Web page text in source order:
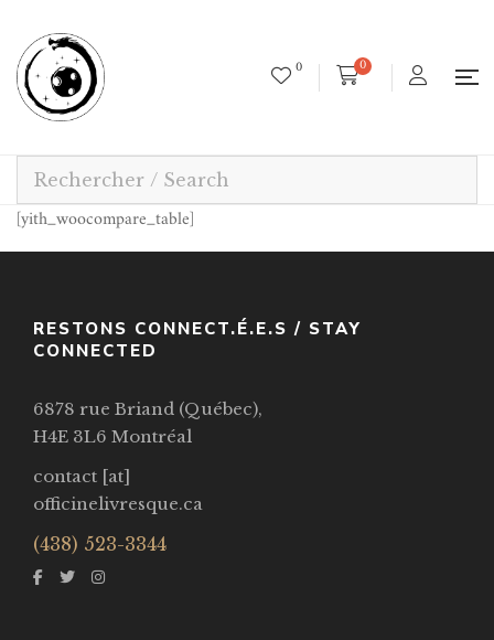
0 0
[yith_woocompare_table]
RESTONS CONNECT.É.E.S / STAY
CONNECTED
6878 rue Briand (Québec),
H4E 3L6 Montréal
contact [at]
officinelivresque.ca
(438) 523-3344